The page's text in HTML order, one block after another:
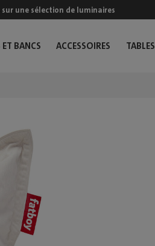
sur une sélection de luminaires
ET BANCS ACCESSOIRES TABLES